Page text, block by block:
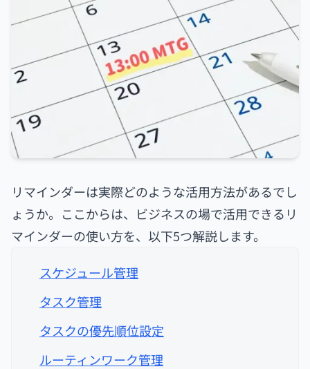
リマインダーは実際どのような活用方法があるでし
ょうか。ここからは、ビジネスの場で活用できるリ
マインダーの使い方を、以下5つ解説します。
スケジュール管理
タスク管理
タスクの優先順位設定
ルーティンワーク管理